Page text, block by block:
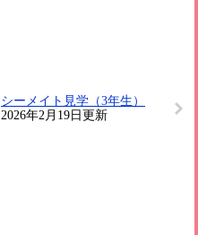
シーメイト見学（3年生）
2026年2月19日更新